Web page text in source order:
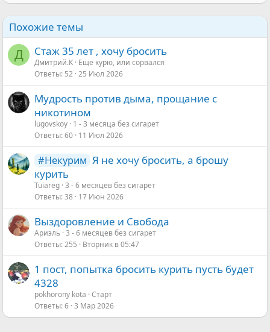
Похожие темы
Д Стаж 35 лет , хочу бросить
Дмитрий.К Еще курю, или сорвался
Ответы 52 25 Июл 2026
Мудрость против дыма, прощание с
никотином
lugovskoy 1 - 3 месяца без сигарет
Ответы 60 11 Июл 2026
#Некурим Я не хочу бросить, а брошу
курить
Tuiareg 3 - 6 месяцев без сигарет
Ответы 38 17 Июн 2026
Выздоровление и Свобода
Ариэль 3 - 6 месяцев без сигарет
Ответы 255 Вторник в 05:47
1 пост, попытка бросить курить пусть будет
4328
pokhorony kota Старт
Ответы 6 3 Мар 2026